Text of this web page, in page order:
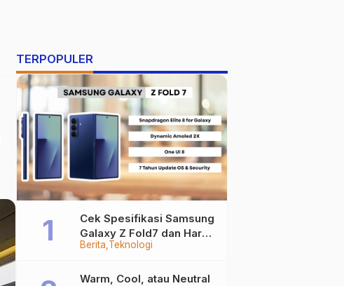
TERPOPULER
Berita Teknologi
Cek Spesifikasi Samsung
Galaxy Z Fold7 dan Harga
Resminya
Warm, Cool, atau Neutral